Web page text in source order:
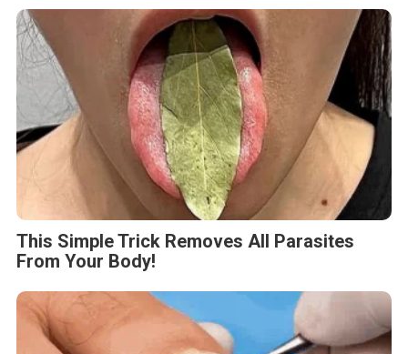
This Simple Trick Removes All Parasites
From Your Body!